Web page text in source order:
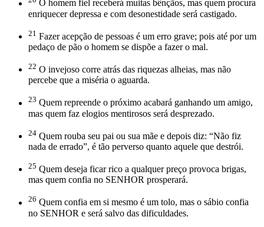
O homem fiel receberá muitas bênçãos, mas quem procura
enriquecer depressa e com desonestidade será castigado.
21 Fazer acepção de pessoas é um erro grave; pois até por um
pedaço de pão o homem se dispõe a fazer o mal.
22 O invejoso corre atrás das riquezas alheias, mas não
percebe que a miséria o aguarda.
23 Quem repreende o próximo acabará ganhando um amigo,
mas quem faz elogios mentirosos será desprezado.
24 Quem rouba seu pai ou sua mãe e depois diz: “Não fiz
nada de errado”, é tão perverso quanto aquele que destrói.
25 Quem deseja ficar rico a qualquer preço provoca brigas,
mas quem confia no SENHOR prosperará.
26 Quem confia em si mesmo é um tolo, mas o sábio confia
no SENHOR e será salvo das dificuldades.